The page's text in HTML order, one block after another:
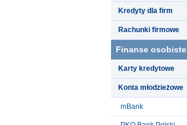
Kredyty dla firm
Rachunki firmowe
Finanse osobiste
Karty kredytowe
Konta młodzieżowe
mBank